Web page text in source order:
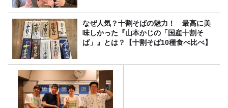
なぜ人気？十割そばの魅力！ 最高に美
味しかった『山本かじの「国産十割そ
ば」』とは？【十割そば10種食べ比べ】